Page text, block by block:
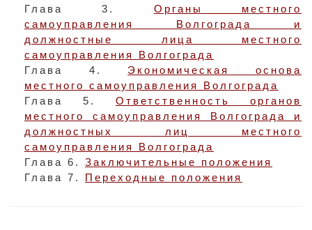
Глава 3. Органы местного
самоуправления Волгограда и
должностные лица местного
самоуправления Волгограда
Глава 4. Экономическая основа
местного самоуправления Волгограда
Глава 5. Ответственность органов
местного самоуправления Волгограда и
должностных лиц местного
самоуправления Волгограда
Глава 6. Заключительные положения
Глава 7. Переходные положения